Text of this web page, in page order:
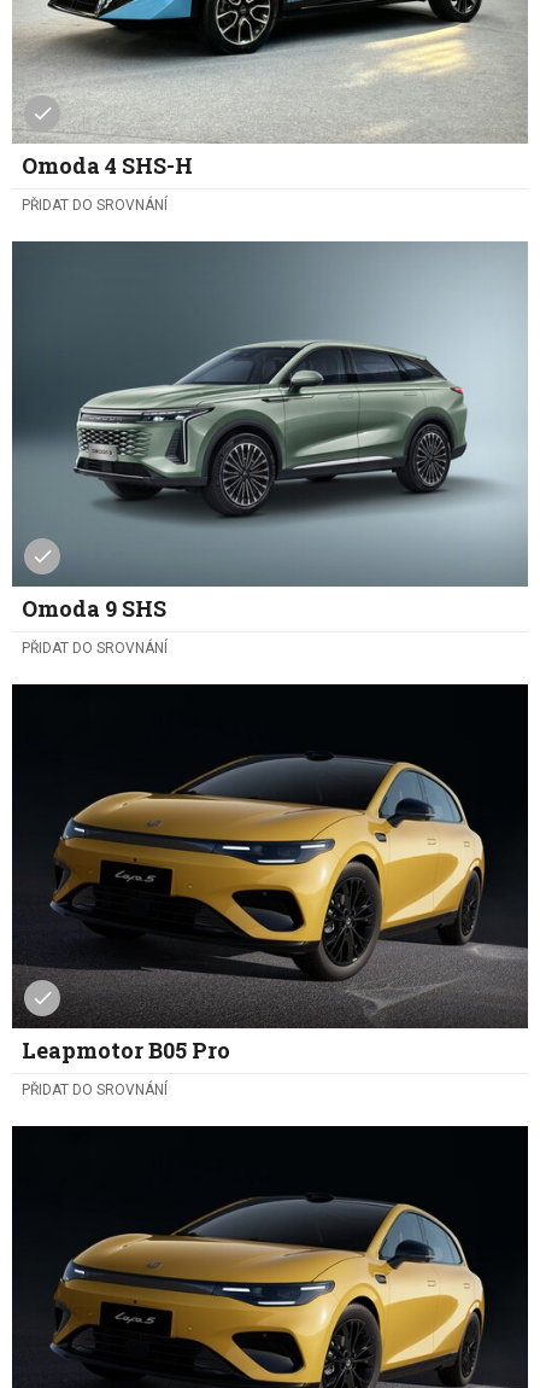
Omoda 4 SHS-H
PŘIDAT DO SROVNÁNÍ
Omoda 9 SHS
PŘIDAT DO SROVNÁNÍ
Leapmotor B05 Pro
PŘIDAT DO SROVNÁNÍ